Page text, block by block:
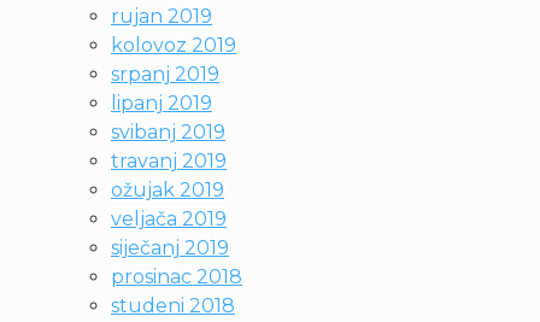
rujan 2019
kolovoz 2019
srpanj 2019
lipanj 2019
svibanj 2019
travanj 2019
ožujak 2019
veljača 2019
siječanj 2019
prosinac 2018
studeni 2018